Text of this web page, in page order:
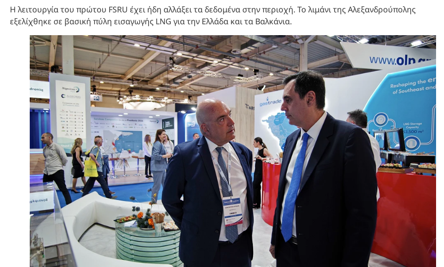
Η λειτουργία του πρώτου FSRU έχει ήδη αλλάξει τα δεδομένα στην περιοχή. Το λιμάνι της Αλεξανδρούπολης
εξελίχθηκε σε βασική πύλη εισαγωγής LNG για την Ελλάδα και τα Βαλκάνια.